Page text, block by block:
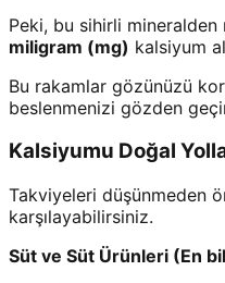
Peki, bu sihirli
miligram (mg) kalsiyum
Bu rakamlar gözünüzü
beslenmenizi gözden
Kalsiyumu Doğal
Takviyeleri düşünmeden
karşılayabilirsiniz.
Süt ve Süt Ürünleri (En